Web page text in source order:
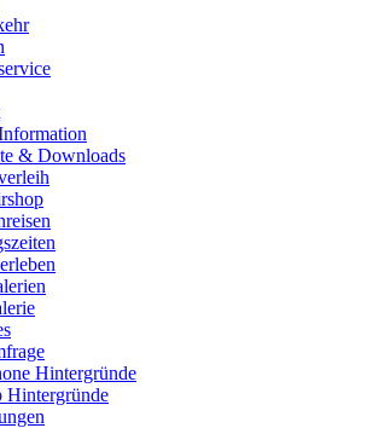
& Downloads
Hintergründe
Hintergründe